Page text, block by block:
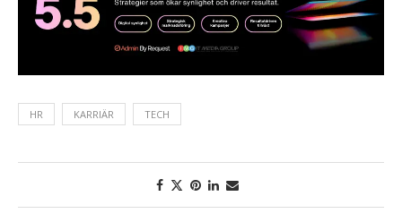
HR KARRIÄR TECH